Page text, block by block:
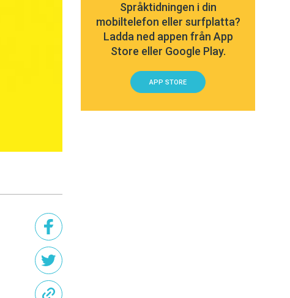
Språktidningen i din
mobiltelefon eller surfplatta?
Ladda ned appen från App
Store eller Google Play.
APP STORE